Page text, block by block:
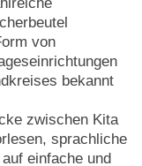
von
bekannt
zwischen Kita
sprachliche
einfache und